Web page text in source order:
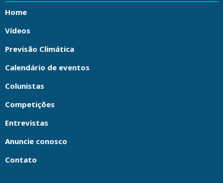
Home
Vídeos
Previsão Climática
Calendário de eventos
Colunistas
Competições
Entrevistas
Anuncie conosco
Contato